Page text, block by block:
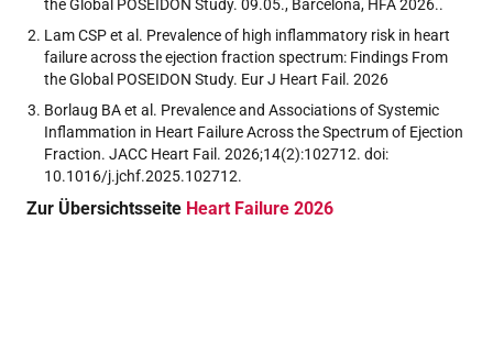
the Global POSEIDON Study. 09.05., Barcelona, HFA 2026..
Lam CSP et al. Prevalence of high inflammatory risk in heart
failure across the ejection fraction spectrum: Findings From
the Global POSEIDON Study. Eur J Heart Fail. 2026
Borlaug BA et al. Prevalence and Associations of Systemic
Inflammation in Heart Failure Across the Spectrum of Ejection
Fraction. JACC Heart Fail. 2026;14(2):102712. doi:
10.1016/j.jchf.2025.102712.
Zur Übersichtsseite Heart Failure 2026